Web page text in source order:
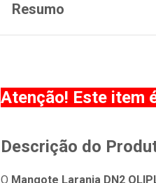
Resumo
Atenção! Este item
Descrição do
O Mangote Laranja DN2